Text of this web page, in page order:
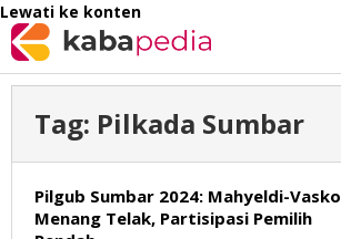
Lewati ke konten
Tag: Pilkada Sumbar
Pilgub Sumbar 2024: Mahyeldi-Vasko
Menang Telak, Partisipasi Pemilih